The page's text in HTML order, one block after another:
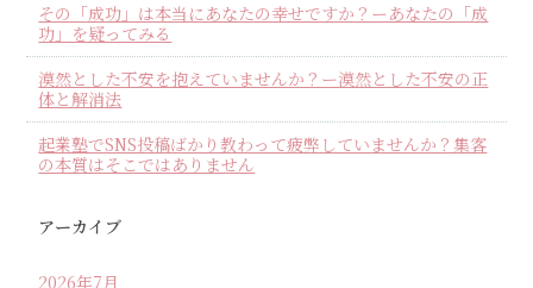
その「成功」は本当にあなたの幸せですか？ーあなたの「成
功」を疑ってみる
漠然とした不安を抱えていませんか？ー漠然とした不安の正
体と解消法
起業塾でSNS投稿ばかり教わって疲弊していませんか？集客
の本質はそこではありません
アーカイブ
2026年7月